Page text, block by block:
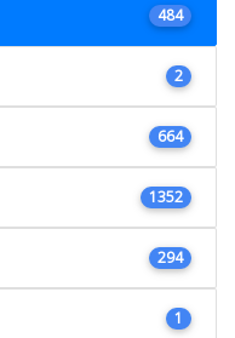
484
2
664
1352
294
1